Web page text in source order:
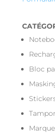
Bloc